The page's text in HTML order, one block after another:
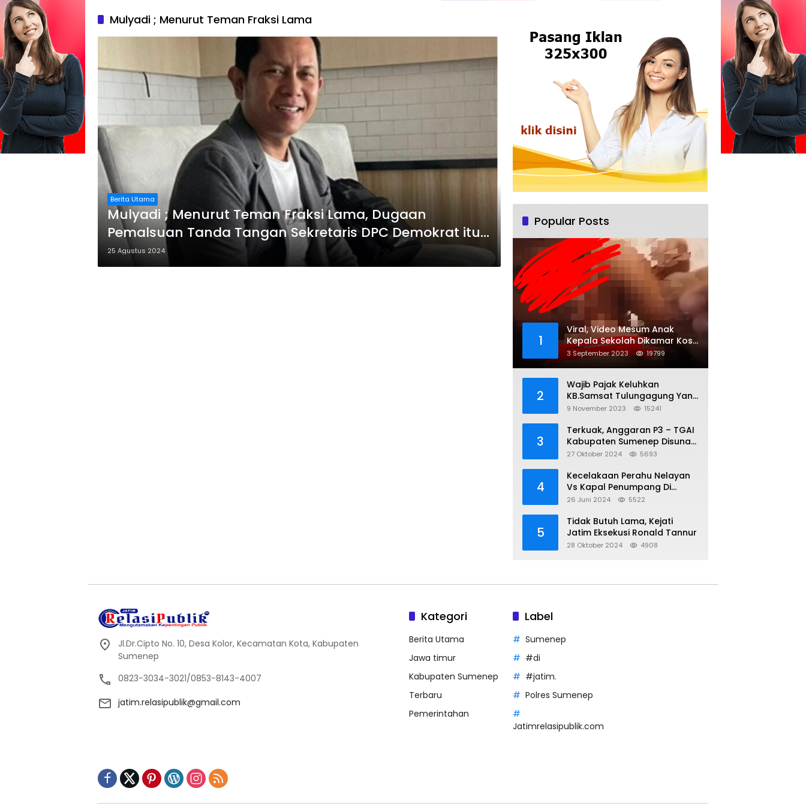
Mulyadi ; Menurut Teman Fraksi Lama
Berita Utama
Mulyadi ; Menurut Teman Fraksi Lama, Dugaan
Pemalsuan Tanda Tangan Sekretaris DPC Demokrat itu
Benar
25 Agustus 2024
Popular Posts
1
Viral, Video Mesum Anak
Kepala Sekolah Dikamar Kos
Sumenep
3 September 2023 19799
2
Wajib Pajak Keluhkan
KB.Samsat Tulungagung Yang
Diduga Legalkan Pungli
9 November 2023 15241
3
Terkuak, Anggaran P3 – TGAI
Kabupaten Sumenep Disunat,
Inisial S ; 35 persen Bagian
27 Oktober 2024 5693
4
Kecelakaan Perahu Nelayan
Vs Kapal Penumpang Di
Perairan Gili Iyang, 3 Orang
26 Juni 2024 5522
5
Tidak Butuh Lama, Kejati
Jatim Eksekusi Ronald Tannur
28 Oktober 2024 4908
Jl.Dr.Cipto No. 10, Desa Kolor, Kecamatan Kota, Kabupaten
Sumenep
0823-3034-3021/0853-8143-4007
jatim.relasipublik@gmail.com
Kategori
Berita Utama
Jawa timur
Kabupaten Sumenep
Terbaru
Pemerintahan
Label
Sumenep
#di
#jatim.
Polres Sumenep
Jatimrelasipublik.com